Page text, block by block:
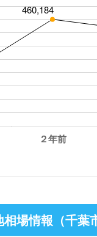
２年前
460,184
場情報（千葉